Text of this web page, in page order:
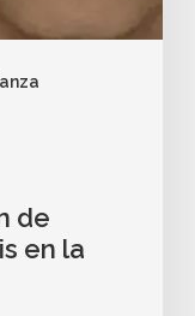
de
en la